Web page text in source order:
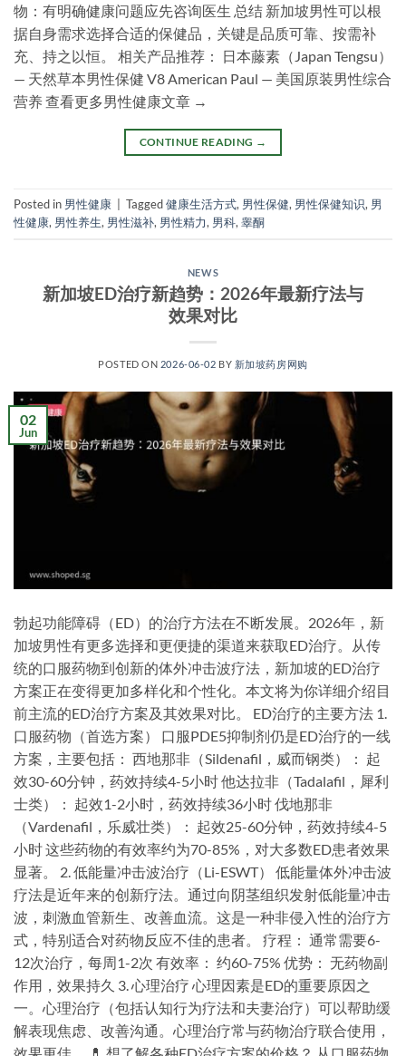
物：有明确健康问题应先咨询医生 总结 新加坡男性可以根
据自身需求选择合适的保健品，关键是品质可靠、按需补
充、持之以恒。 相关产品推荐： 日本藤素（Japan Tengsu）
— 天然草本男性保健 V8 American Paul — 美国原装男性综合
营养 查看更多男性健康文章 →
CONTINUE READING →
Posted in 男性健康 Tagged健康生活方式, 男性保健, 男性保健知识, 男
性健康, 男性养生, 男性滋补, 男性精力, 男科,睾酮
NEWS
新加坡ED治疗新趋势：2026年最新疗法与
效果对比
POSTED ON 2026-06-02 BY 新加坡药房网购
02
Jun
勃起功能障碍（ED）的治疗方法在不断发展。2026年，新
加坡男性有更多选择和更便捷的渠道来获取ED治疗。从传
统的口服药物到创新的体外冲击波疗法，新加坡的ED治疗
方案正在变得更加多样化和个性化。本文将为你详细介绍目
前主流的ED治疗方案及其效果对比。 ED治疗的主要方法 1.
口服药物（首选方案） 口服PDE5抑制剂仍是ED治疗的一线
方案，主要包括： 西地那非（Sildenafil，威而钢类）： 起
效30-60分钟，药效持续4-5小时 他达拉非（Tadalafil，犀利
士类）： 起效1-2小时，药效持续36小时 伐地那非
（Vardenafil，乐威壮类）： 起效25-60分钟，药效持续4-5
小时 这些药物的有效率约为70-85%，对大多数ED患者效果
显著。 2. 低能量冲击波治疗（Li-ESWT） 低能量体外冲击波
疗法是近年来的创新疗法。通过向阴茎组织发射低能量冲击
波，刺激血管新生、改善血流。这是一种非侵入性的治疗方
式，特别适合对药物反应不佳的患者。 疗程： 通常需要6-
12次治疗，每周1-2次 有效率： 约60-75% 优势： 无药物副
作用，效果持久 3. 心理治疗 心理因素是ED的重要原因之
一。心理治疗（包括认知行为疗法和夫妻治疗）可以帮助缓
解表现焦虑、改善沟通。心理治疗常与药物治疗联合使用，